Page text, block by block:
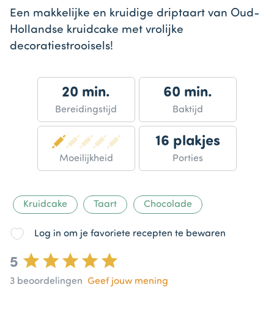
Een makkelijke en kruidige driptaart van Oud-
Hollandse kruidcake met vrolijke
decoratiestrooisels!
20 min.
Bereidingstijd
60 min.
Baktijd
Moeilijkheid
16 plakjes
Porties
Kruidcake Taart Chocolade
Log in om je favoriete recepten te bewaren
5
3 beoordelingen Geef jouw mening